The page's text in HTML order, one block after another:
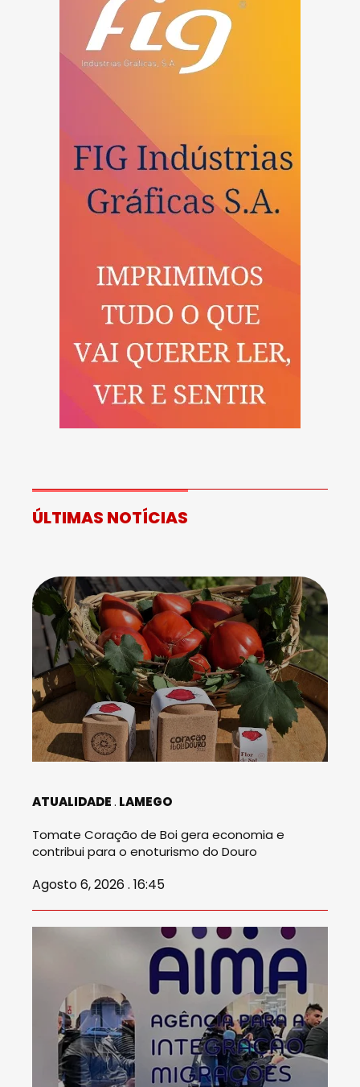
ÚLTIMAS NOTÍCIAS
ATUALIDADE LAMEGO
Tomate Coração de Boi gera economia e
contribui para o enoturismo do Douro
Agosto 6, 2026 . 16:45